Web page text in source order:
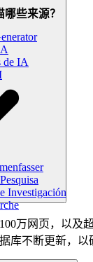
de IA
Investigación
些来源？
万网页，以及
库不断更新，以